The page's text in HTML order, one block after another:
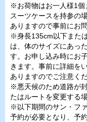
※お荷物はお一人様1個
スーツケースを持参の
ありますので事前にお
※身長135cm以下また
は、体のサイズにあっ
す。お申し込み時にお
きます。事前に詳細を
ありますのでご注意くだ
※悪天候のため道路が
たはルートを変更する
※以下期間のサン・フ
予約が必要となり、予